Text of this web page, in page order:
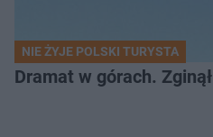
NIE ŻYJE POLSKI TURYSTA
Dramat w górach.